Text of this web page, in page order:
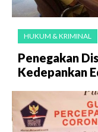
HUKUM & KRIMINAL
Penegakan
Kedepankan